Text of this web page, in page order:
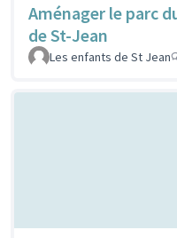
Aménager le parc
de St-Jean
Les enfants de St Jean